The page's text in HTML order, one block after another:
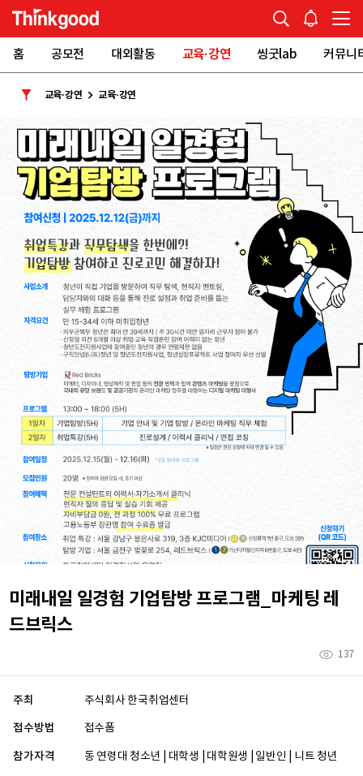
홈 공모전 대외활동 교육·강연 씽굿lab 커뮤니
교육·강연 교육·강연
미래내일 일경험 기업탐방 프로그램_마케팅 레
드브릭스
137
주최 주식회사 한국취업센터
접수방법 접수폼
참가자격 동 연령대 청소년 | 대학생 | 대학원생 | 일반인 | 니트 청년